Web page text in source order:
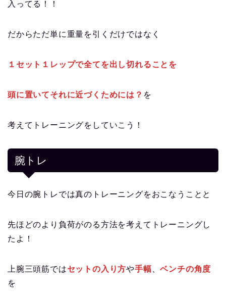
入ってる！！
だからただ単に重量を引くだけではなく
１セット１レップで全てを出し切れることを
頭に置いてそれに近づくためには？ を
考えてトレーニングをしていこう！
腕トレ
今日の腕トレでは真のトレーニングをおこなうことと
先ほどのより負荷がのる方法を考えてトレーニングし
たよ！
上腕三頭筋ではセットの入り方や手幅 、ベンチの角度
を